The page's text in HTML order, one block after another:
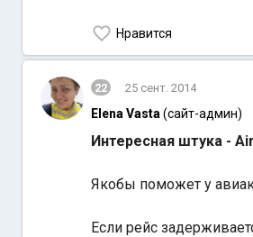
Нравится
22 25 сент. 2014
Elena Vasta (сайт-админ)
Интересная штука -
Якобы поможет у
Если рейс